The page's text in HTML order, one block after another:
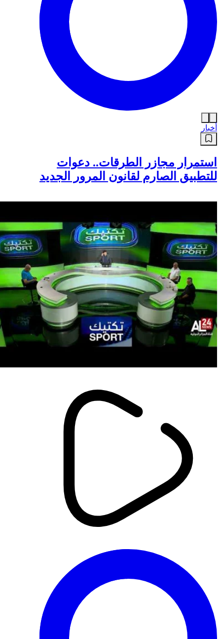
أخبار
استمرار مجازر الطرقات.. دعوات
للتطبيق الصارم لقانون المرور الجديد